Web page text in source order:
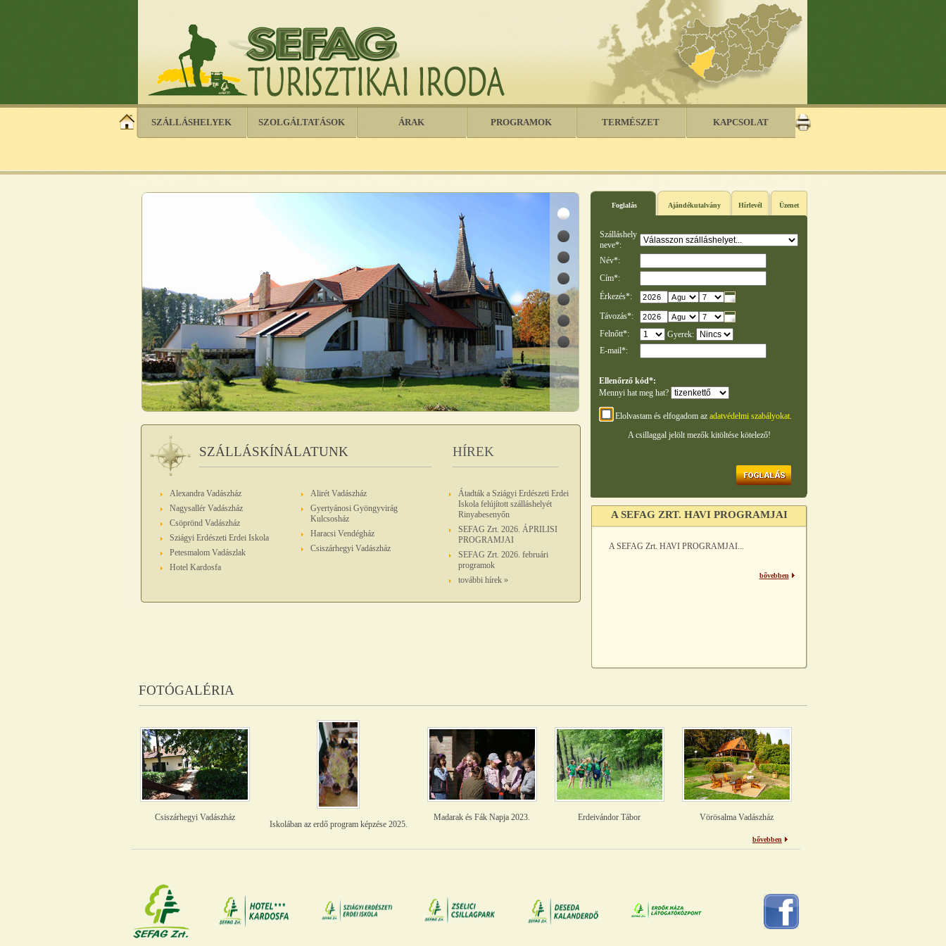
SZÁLLÁSHELYEK SZOLGÁLTATÁSOK ÁRAK PROGRAMOK TERMÉSZET KAPCSOLAT
SZÁLLÁSKÍNÁLATUNK HÍREK
Alexandra Vadászház
Nagysallér Vadászház
Csöprönd Vadászház
Sziágyi Erdészeti Erdei Iskola
Petesmalom Vadászlak
Hotel Kardosfa
Alirét Vadászház
Gyertyánosi Gyöngyvirág
Kulcsosház
Haracsi Vendégház
Csiszárhegyi Vadászház
Átadták a Sziágyi Erdészeti Erdei
Iskola felújított szálláshelyét
Rinyabesenyőn
SEFAG Zrt. 2026. ÁPRILISI
PROGRAMJAI
SEFAG Zrt. 2026. februári
programok
további hírek »
Foglalás Ajándékutalvány Hírlevél Üzenet
Szálláshely
neve*:
Név*:
Cím*:
Érkezés*:
Távozás*:
Felnőtt*:
Gyerek:
E-mail*:
Ellenőrző kód*:
Mennyi hat meg hat?
Elolvastam és elfogadom az adatvédelmi szabályokat.
A csillaggal jelölt mezők kitöltése kötelező!
A SEFAG ZRT. HAVI PROGRAMJAI
A SEFAG Zrt. HAVI PROGRAMJAI...
bővebben
FOTÓGALÉRIA
Csiszárhegyi Vadászház
Iskolában az erdő program képzése 2025.
Madarak és Fák Napja 2023. Erdeivándor Tábor Vörösalma Vadászház
bővebben